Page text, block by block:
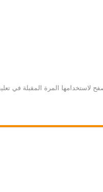
لاستخدامها المرة المقبلة في